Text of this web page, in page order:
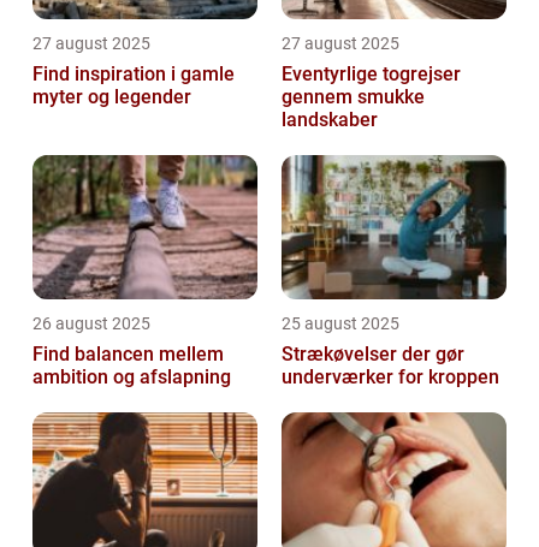
27 august 2025
Find inspiration i gamle
myter og legender
27 august 2025
Eventyrlige togrejser
gennem smukke
landskaber
26 august 2025
Find balancen mellem
ambition og afslapning
25 august 2025
Strækøvelser der gør
underværker for kroppen